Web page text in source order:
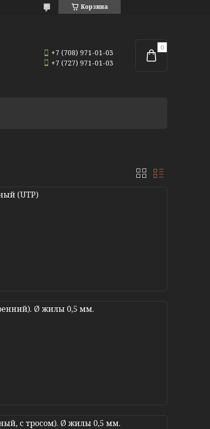
Корзина
+7 (708) 971-01-03
+7 (727) 971-01-03
(UTP)
Ø жилы 0,5 мм.
с тросом). Ø жилы 0,5 мм.